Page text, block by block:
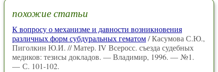
похожие статьи
К вопросу о механизме и давности возникновения
различных форм субдуральных гематом/ Касумова С.Ю.,
Пиголкин Ю.И. // Матер. IV Всеросс. съезда судебных
медиков: тезисы докладов. — Владимир, 1996. — №1.
— С. 101-102.